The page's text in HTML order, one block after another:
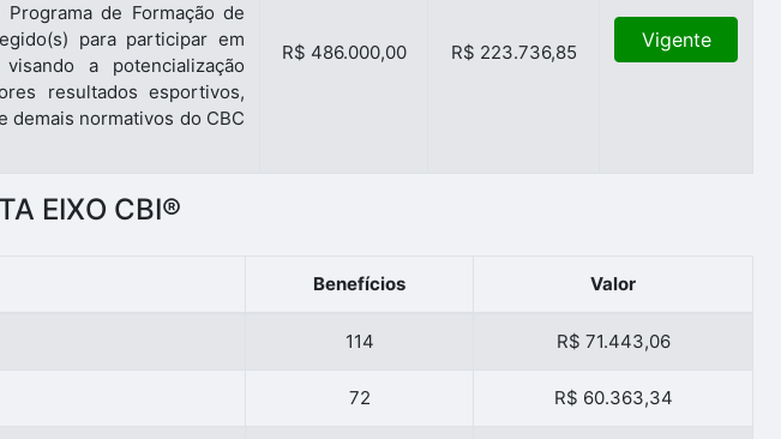
de Formação de
para participar em
a potencialização
resultados esportivos,
demais normativos do CBC
R$ 486.000,00 R$ 223.736,85
Vigente
EIXO CBI®
Benefícios Valor
114 R$ 71.443,06
72 R$ 60.363,34